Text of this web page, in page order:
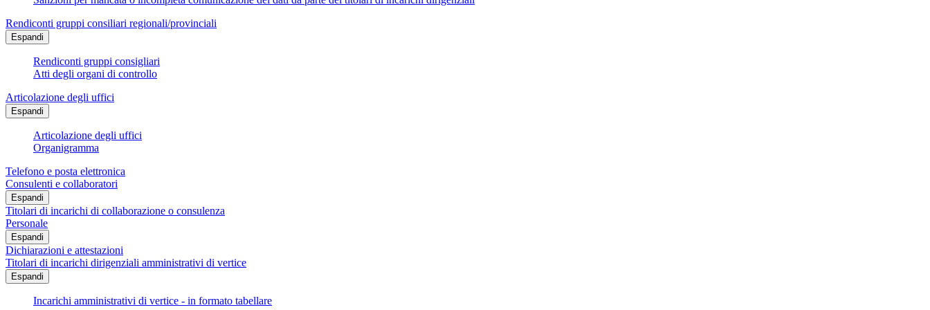
Rendiconti gruppi consiliari regionali/provinciali
Espandi
Rendiconti gruppi consigliari
Atti degli organi di controllo
Articolazione degli uffici
Espandi
Articolazione degli uffici
Organigramma
Telefono e posta elettronica
Consulenti e collaboratori
Espandi
Titolari di incarichi di collaborazione o consulenza
Personale
Espandi
Dichiarazioni e attestazioni
Titolari di incarichi dirigenziali amministrativi di vertice
Espandi
Incarichi amministrativi di vertice - in formato tabellare